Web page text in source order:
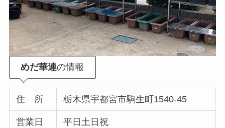
めだ華連の情報
住 所 栃木県宇都宮市駒生町1540-45
営業日 平日土日祝